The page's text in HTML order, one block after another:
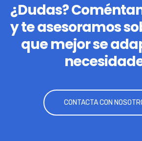
¿Dudas?
y te asesoramos
que mejor se
CONTACTA CON